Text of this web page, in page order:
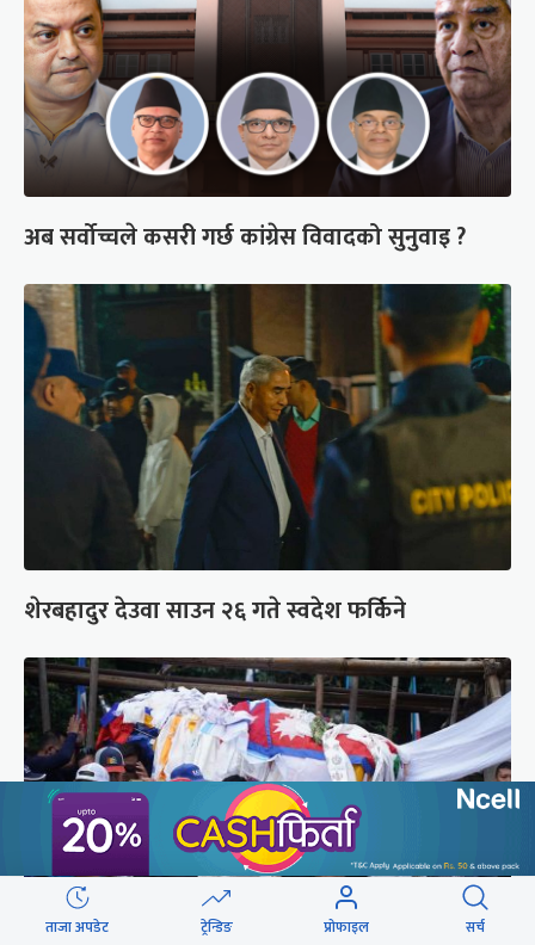
अब सर्वोच्चले कसरी गर्छ कांग्रेस विवादको सुनुवाइ ?
शेरबहादुर देउवा साउन २६ गते स्वदेश फर्किने
ताजा अपडेट ट्रेन्डिङ प्रोफाइल सर्च